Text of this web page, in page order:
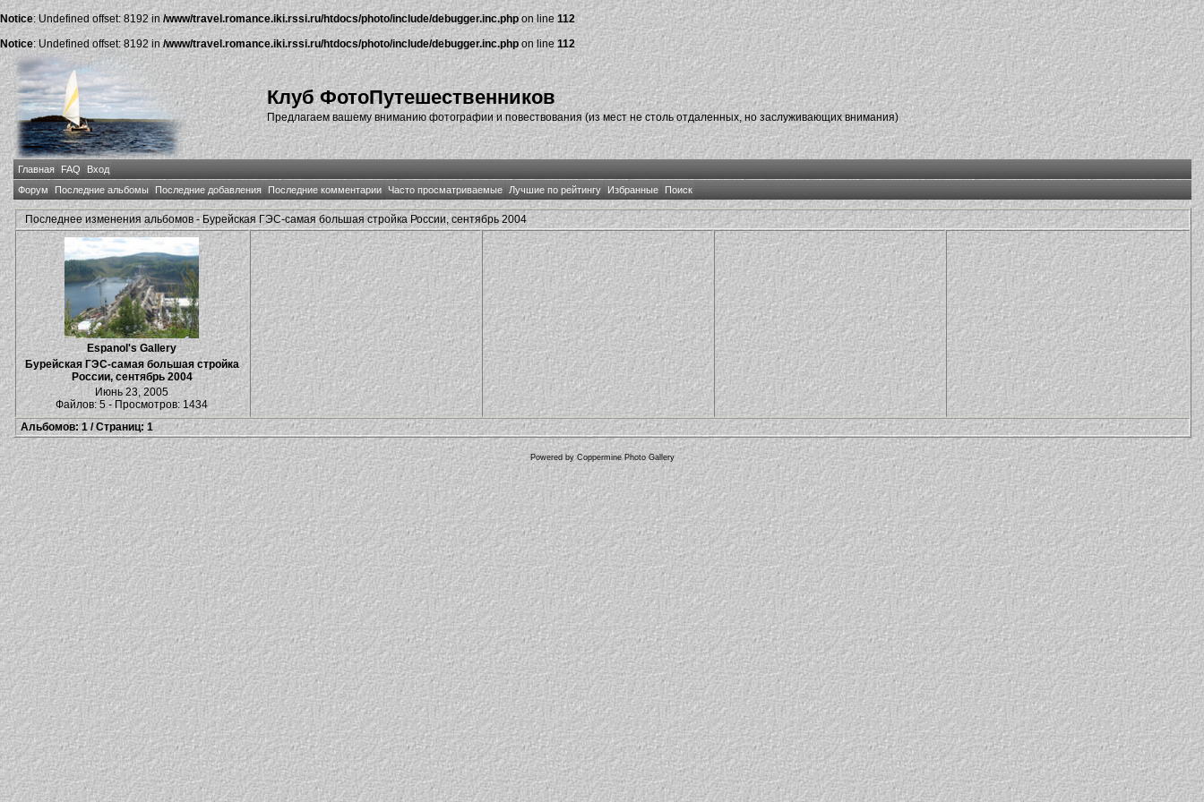
Notice: Undefined offset: 8192 in /www/travel.romance.iki.rssi.ru/htdocs/photo/include/debugger.inc.phpon line112
Notice: Undefined offset: 8192 in/www/travel.romance.iki.rssi.ru/htdocs/photo/include/debugger.inc.phpon line112
Клуб ФотоПутешественников
Предлагаем вашему вниманию фотографии и повествования (из мест не столь отдаленных, но заслуживающих внимания)
Главная FAQ
Вход
Форум
Последние альбомы Последние добавления Последние комментарии Часто просматриваемые Лучшие по рейтингу Избранные Поиск
Последнее изменения альбомов - Бурейская ГЭС-самая большая стройка России, сентябрь 2004
Espanol's Gallery
Бурейская ГЭС-самая большая стройка
России, сентябрь 2004
Июнь 23, 2005
Файлов: 5 - Просмотров: 1434
Альбомов: 1 / Страниц: 1
Powered byCoppermine Photo Gallery